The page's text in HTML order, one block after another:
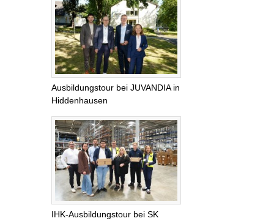
Ausbildungstour bei JUVANDIA in
Hiddenhausen
IHK-Ausbildungstour bei SK